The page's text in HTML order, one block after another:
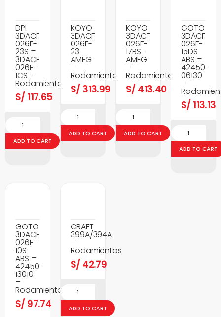
DPI
3DACF
026F-
23S =
3DACF
026F-
1CS –
Rodamientos
S/ 117.65
ADD TO CART
KOYO
3DACF
026F-
23-
AMFG
–
Rodamientos
S/ 313.99
ADD TO CART
KOYO
3DACF
026F-
17BS-
AMFG
–
Rodamientos
S/ 413.40
ADD TO CART
GOTO
3DACF
026F-
15DS
ABS =
42450-
06130
–
S/ 113.13
ADD TO CART
GOTO
3DACF
026F-
10S
ABS =
42450-
13010
–
Rodamientos
S/ 97.74
CRAFT
399A/394A
–
Rodamientos
S/ 42.79
ADD TO CART